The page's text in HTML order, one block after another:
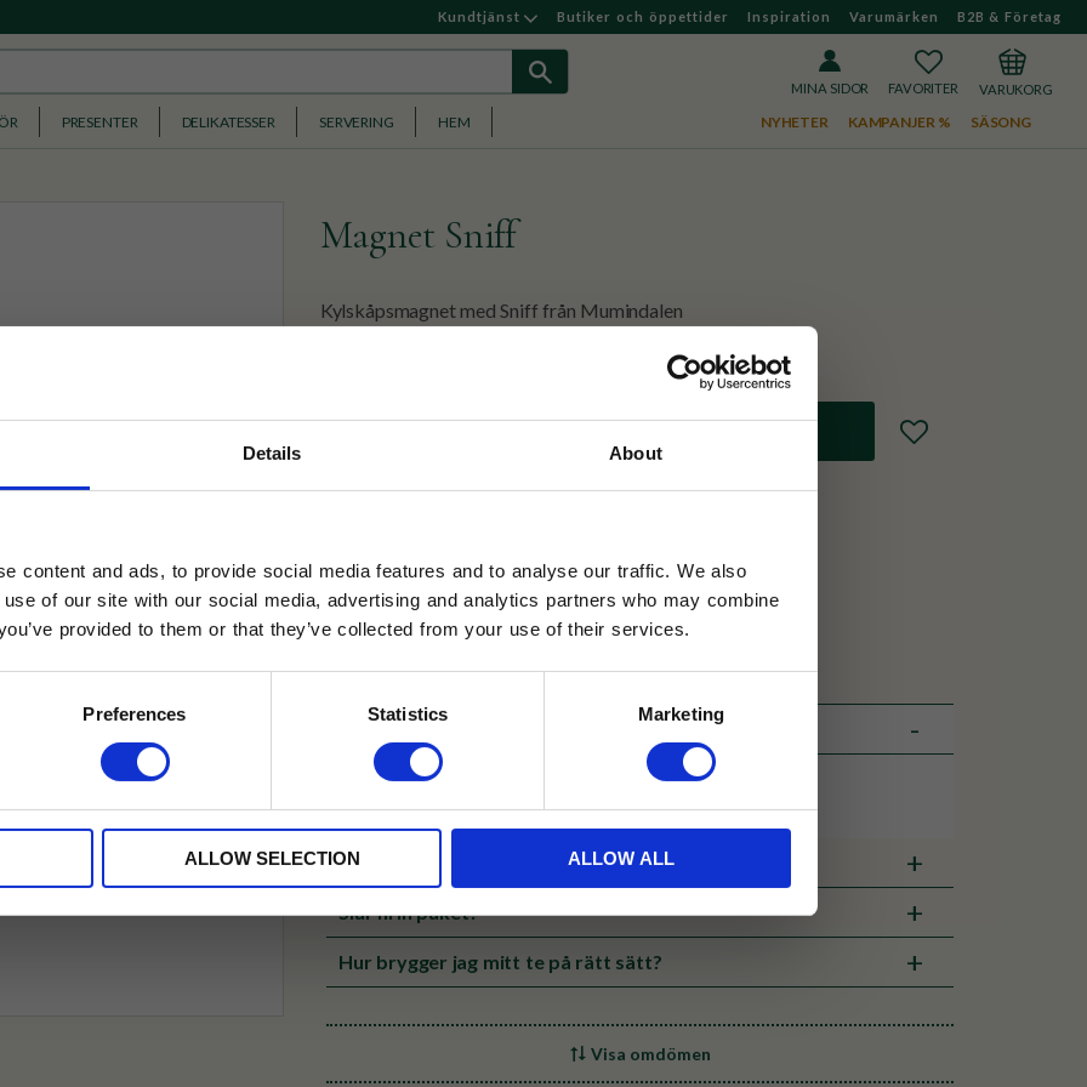
Details About
content and ads, to provide social media features and to analyse our traffic. We also
of our site with our social media, advertising and analytics partners who may combine
provided to them or that they’ve collected from your use of their services.
Preferences Statistics Marketing
ALLOW SELECTION ALLOW ALL
Kundtjänst Butiker och öppettider Inspiration Varumärken B2B & Företag
MINA SIDOR
FAVORITERKUNDVAGN
PRESENTER DELIKATESSER SERVERING HEM NYHETER KAMPANJER % SÄSONG
Magnet Sniff
Kylskåpsmagnet med Sniff från Mumindalen
Lägg till i favoriter
✓ Betala direkt eller inom 30 dagar
Material: Polystone
Fraktalternativ och leveranstid
Slår ni in paket?
Hur brygger jag mitt te på rätt sätt?
Visa omdömen
Läs mer
Rabatten fungerar endast
med andra erbjudanden.